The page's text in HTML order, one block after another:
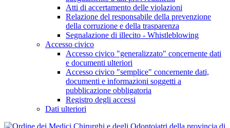
Atti di accertamento delle violazioni
Relazione del responsabile della prevenzione
della corruzione e della trasparenza
Segnalazione di illecito - Whistleblowing
Accesso civico
Accesso civico "generalizzato" concernente dati
e documenti ulteriori
Accesso civico "semplice" concernente dati,
documenti e informazioni soggetti a
pubblicazione obbligatoria
Registro degli accessi
Dati ulteriori